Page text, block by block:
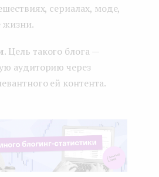
сериалах, моде,
жизни.
. Цель такого блога —
аудиторию через
ей контента.